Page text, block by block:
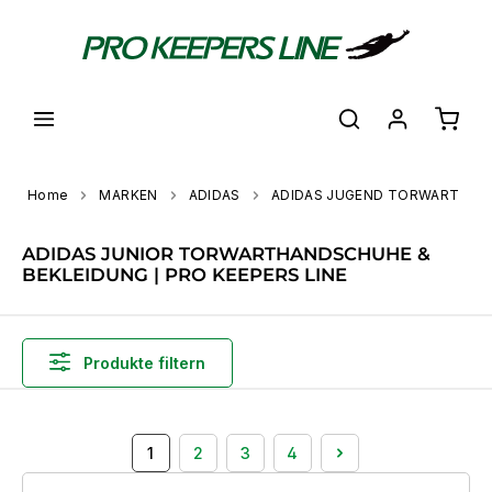
Home MARKEN ADIDAS ADIDAS JUGEND TORWART
ADIDAS JUNIOR TORWARTHANDSCHUHE &
BEKLEIDUNG | PRO KEEPERS LINE
Produkte filtern
Seite
1
Seite
2
Seite
3
Seite
4